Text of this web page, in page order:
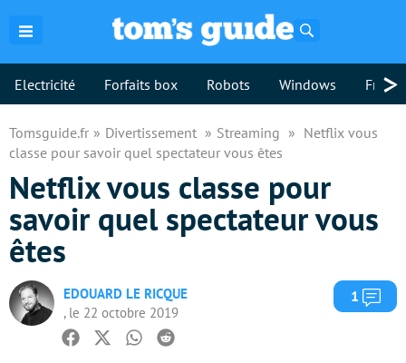
Electricité Forfaits box Robots Windows >
Tomsguide.fr Divertissement Streaming
Netflix vous
classe pour savoir quel spectateur vous êtes
Netflix vous classe pour
savoir quel spectateur vous
êtes
EDOUARD LE RICQUE
, le 22 octobre 2019
1
Facebook
TwitterWhatsapp
Reddit